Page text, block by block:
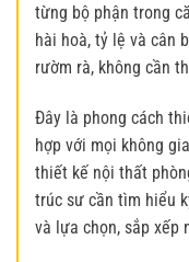
từng bộ phận trong
hài hoà, tỷ lệ và cân
rườm rà, không cần
Đây là phong cách
hợp với mọi không
thiết kế nội thất
trúc sư cần tìm hiểu
và lựa chọn, sắp xếp